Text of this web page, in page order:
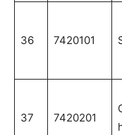
36 7420101
37 7420201